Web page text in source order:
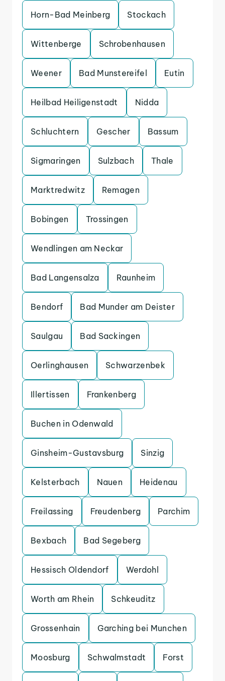
Horn-Bad Meinberg Stockach
Wittenberge Schrobenhausen
Weener Bad Munstereifel Eutin
Heilbad Heiligenstadt Nidda
Schluchtern Gescher Bassum
Sigmaringen Sulzbach Thale
Marktredwitz Remagen
Bobingen Trossingen
Wendlingen am Neckar
Bad Langensalza Raunheim
Bendorf Bad Munder am Deister
Saulgau Bad Sackingen
Oerlinghausen Schwarzenbek
Illertissen Frankenberg
Buchen in Odenwald
Ginsheim-Gustavsburg Sinzig
Kelsterbach Nauen Heidenau
Freilassing Freudenberg Parchim
Bexbach Bad Segeberg
Hessisch Oldendorf Werdohl
Worth am Rhein Schkeuditz
Grossenhain Garching bei Munchen
Moosburg Schwalmstadt Forst